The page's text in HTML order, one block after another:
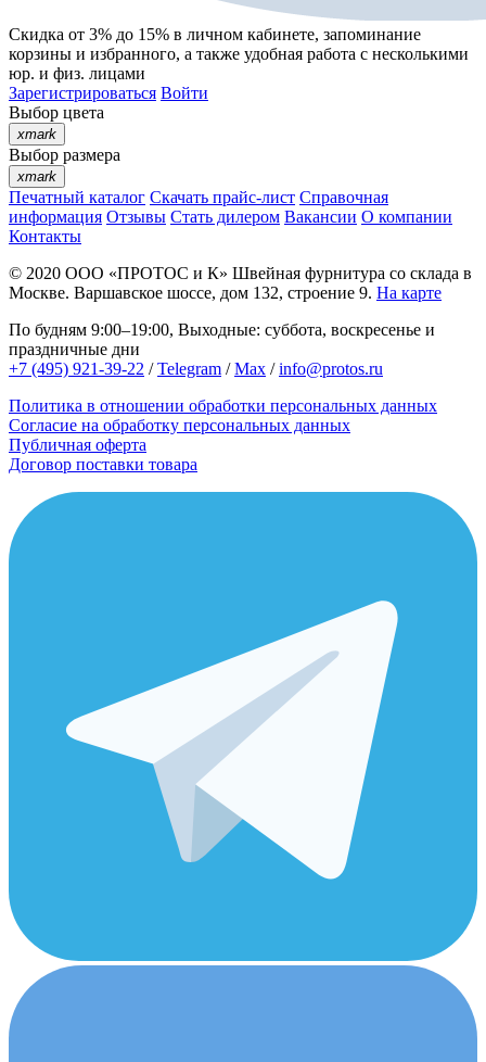
Скидка от 3% до 15% в личном кабинете, запоминание
корзины и избранного, а также удобная работа с несколькими
юр. и физ. лицами
Зарегистрироваться Войти
Выбор цвета
xmark
Выбор размера
xmark
Печатный каталог Скачать прайс-лист Справочная
информация Отзывы Стать дилером Вакансии О компании
Контакты
© 2020 ООО «ПРОТОС и К» Швейная фурнитура со склада в
Москве. Варшавское шоссе, дом 132, строение 9. На карте
По будням 9:00–19:00, Выходные: суббота, воскресенье и
праздничные дни
+7 (495) 921-39-22 /Telegram /Max /info@protos.ru
Политика в отношении обработки персональных данных
Согласие на обработку персональных данных
Публичная оферта
Договор поставки товара